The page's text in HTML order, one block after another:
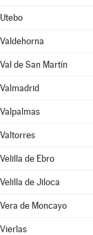
Utebo
Valdehorna
Val de San Martín
Valmadrid
Valpalmas
Valtorres
Velilla de Ebro
Velilla de Jiloca
Vera de Moncayo
Vierlas